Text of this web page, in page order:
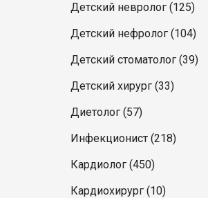
Детский невролог (125)
Детский нефролог (104)
Детский стоматолог (39)
Детский хирург (33)
Диетолог (57)
Инфекционист (218)
Кардиолог (450)
Кардиохирург (10)